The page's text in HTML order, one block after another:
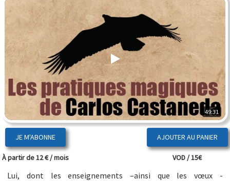
49:31
JE M'ABONNE
À partir de 12 € / mois VOD / 15€
Lui, dont les enseignements –ainsi que les vœux -